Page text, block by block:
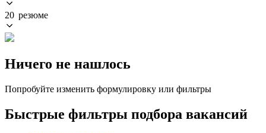
20 резюме
Ничего не нашлось
Попробуйте изменить формулировку или фильтры
Быстрые фильтры подбора вакансий